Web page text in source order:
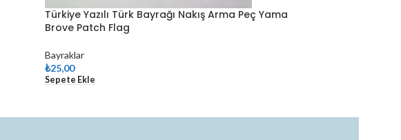
Türkiye Yazılı Türk Bayrağı Nakış Arma Peç Yama
Brove Patch Flag
Bayraklar
₺25,00
Sepete Ekle